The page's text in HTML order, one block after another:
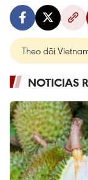
Theo dõi
NOTICIAS